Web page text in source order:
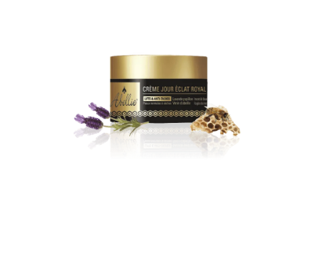
A MÉHÉSZETI TERMÉKEK KIEGÉSZÍTŐI
MÉZES ÉDESSÉG